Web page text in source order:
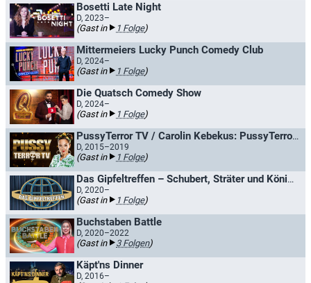
Bosetti Late Night
D, 2023–
(Gast in 1 Folge)
Mittermeiers Lucky Punch Comedy Club
D, 2024–
(Gast in 1 Folge)
Die Quatsch Comedy Show
D, 2024–
(Gast in 1 Folge)
PussyTerror TV / Carolin Kebekus: PussyTerror TV
D, 2015–2019
(Gast in 1 Folge)
Das Gipfeltreffen – Schubert, Sträter und König retten die Welt
D, 2020–
(Gast in 1 Folge)
Buchstaben Battle
D, 2020–2022
(Gast in 3 Folgen)
Käpt'ns Dinner
D, 2016–